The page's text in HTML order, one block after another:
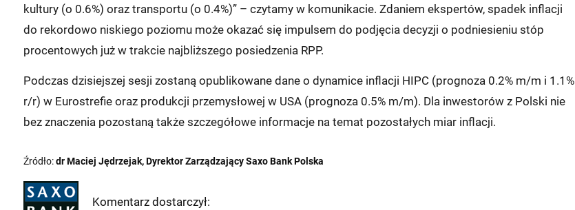
kultury (o 0.6%) oraz transportu (o 0.4%)” – czytamy w komunikacie. Zdaniem ekspertów, spadek inflacji
do rekordowo niskiego poziomu może okazać się impulsem do podjęcia decyzji o podniesieniu stóp
procentowych już w trakcie najbliższego posiedzenia RPP.
Podczas dzisiejszej sesji zostaną opublikowane dane o dynamice inflacji HIPC (prognoza 0.2% m/m i 1.1%
r/r) w Eurostrefie oraz produkcji przemysłowej w USA (prognoza 0.5% m/m). Dla inwestorów z Polski nie
bez znaczenia pozostaną także szczegółowe informacje na temat pozostałych miar inflacji.
Źródło:dr Maciej Jędrzejak, Dyrektor Zarządzający Saxo Bank Polska
Komentarz dostarczył: